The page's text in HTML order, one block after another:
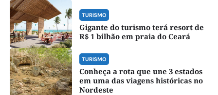
TURISMO
Gigante do turismo terá resort de
R$ 1 bilhão em praia do Ceará
TURISMO
Conheça a rota que une 3 estados
em uma das viagens históricas no
Nordeste